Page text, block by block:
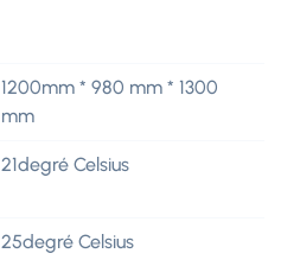
1200mm * 980 mm * 1300
mm
21degré Celsius
25degré Celsius